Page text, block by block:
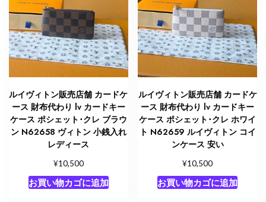
ルイヴィトン販売店舗 カードケ
ース 財布代わり lv カードキー
ケース ポシェット･クレ ブラウ
ン N62658 ヴィトン 小銭入れ
レディース
¥10,500
お買い物カゴに追加
ルイヴィトン販売店舗 カードケ
ース 財布代わり lv カードキー
ケース ポシェット･クレ ホワイ
ト N62659 ルイヴィトン コイ
ンケース 安い
¥10,500
お買い物カゴに追加